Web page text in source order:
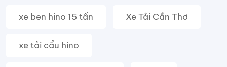
xe ben hino 15 tấn Xe Tải Cần Thơ
xe tải cẩu hino